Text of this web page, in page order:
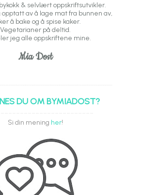
& selvlært oppskriftsutvikler.
opptatt av å lage mat fra bunnen av,
å bake og å spise kaker.
Vegetarianer på deltid.
jeg alle oppskriftene mine.
Mia Dost
DU OM BYMIADOST?
Si din mening her!